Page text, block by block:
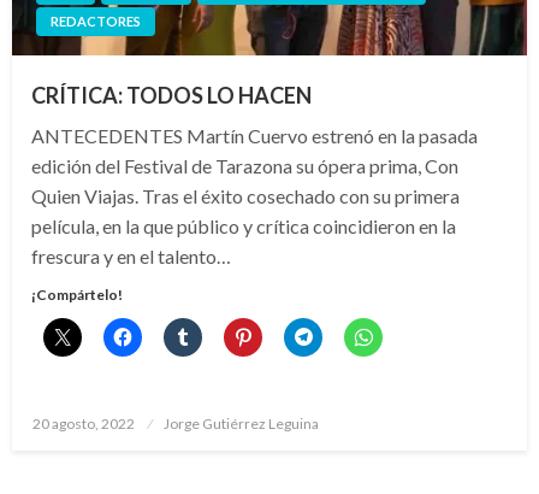
REDACTORES
CRÍTICA: TODOS LO HACEN
ANTECEDENTES Martín Cuervo estrenó en la pasada
edición del Festival de Tarazona su ópera prima, Con
Quien Viajas. Tras el éxito cosechado con su primera
película, en la que público y crítica coincidieron en la
frescura y en el talento…
¡Compártelo!
Publicado
20 agosto, 2022 Jorge Gutiérrez Leguina